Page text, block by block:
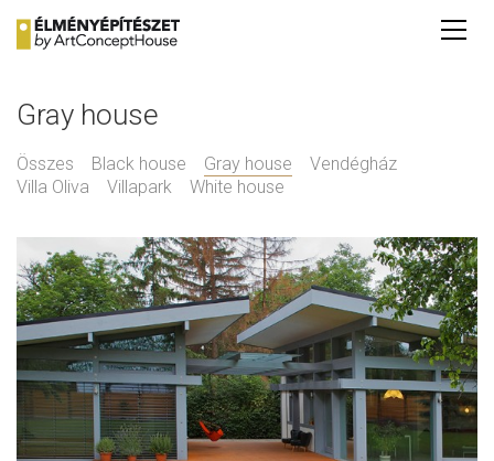
Gray house
Összes Black house Gray house
Vendégház
Villa Oliva
Villapark White house